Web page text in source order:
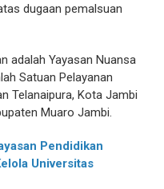
dugaan pemalsuan
adalah Yayasan Nuansa
Satuan Pelayanan
Telanaipura, Kota Jambi
Muaro Jambi.
Pendidikan
Universitas